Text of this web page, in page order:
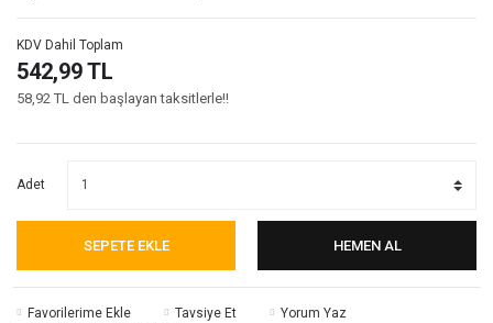
KDV Dahil Toplam
542,99 TL
58,92 TL den başlayan taksitlerle!!
Adet
SEPETE EKLE HEMEN AL
Tavsiye Et
Yorum Yaz